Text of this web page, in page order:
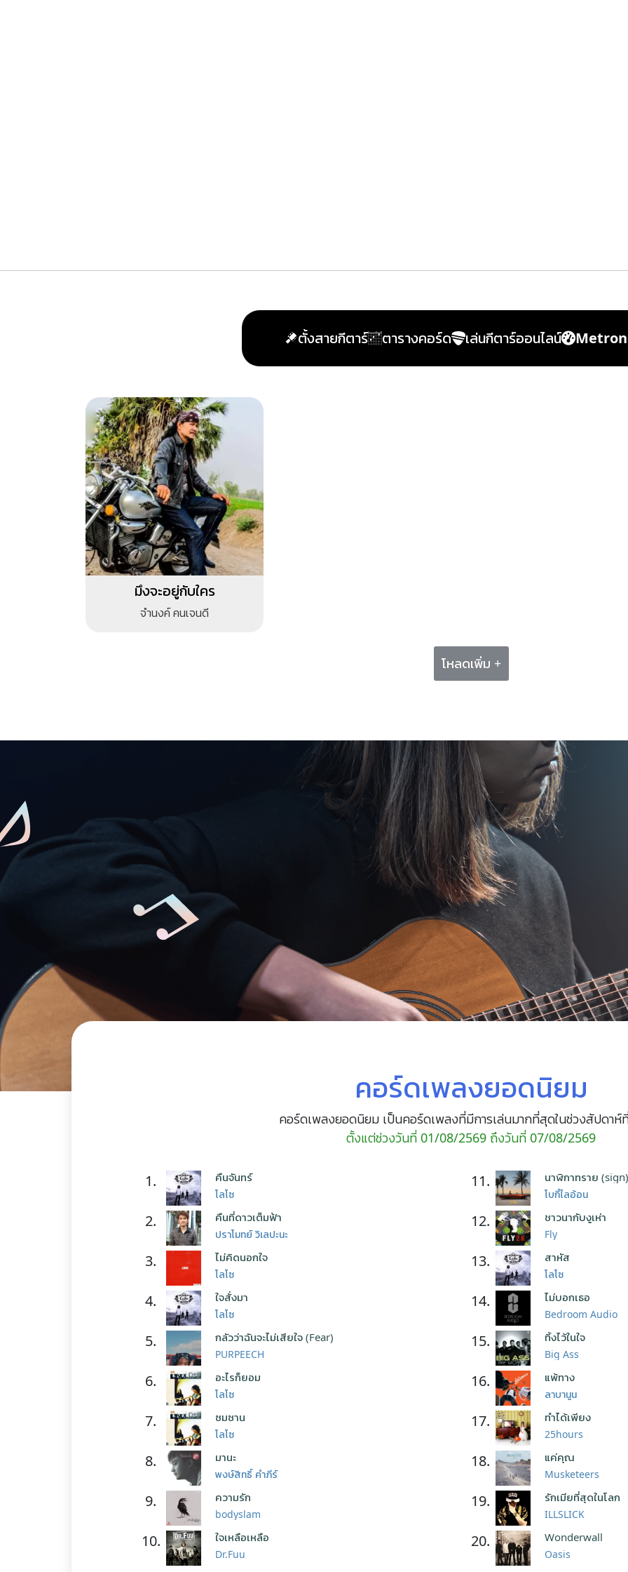
ตั้งสายกีตาร์ ตารางคอร์ด เล่นกีตาร์ออนไลน์
มึงจะอยู่กับใคร
จำนงค์ คนเจนดี
โหลดเพิ่ม +
คอร์ดเพลงยอดนิยม
คอร์ดเพลงยอดนิยม เป็นคอร์ดเพลงที่มีการเล่นมากที่สุดในช่วงสัปดาห์
ตั้งแต่ช่วงวันที่ 01/08/2569 ถึงวันที่ 07/08/2569
1. คืนจันทร์
โลโซ
2. คืนที่ดาวเต็มฟ้า
ปราโมทย์ วิเลปะนะ
3. ไม่คิดนอกใจ
โลโซ
4. ใจสั่งมา
โลโซ
5. กลัวว่าฉันจะไม่เสียใจ (Fear)
PURPEECH
6. อะไรก็ยอม
โลโซ
7. ซมซาน
โลโซ
8. มานะ
พงษ์สิทธิ์ คำภีร์
9. ความรัก
bodyslam
10. ใจเหลือเหลือ
Dr.Fuu
11. นาฬิกาทราย (sign)
โบกี้ไลอ้อน
12. ชาวนากับงูเห่า
Fly
13. สาหัส
โลโซ
14. ไม่บอกเธอ
Bedroom Audio
15. ทิ้งไว้ในใจ
Big Ass
16. แพ้ทาง
ลาบานูน
17. ทำได้เพียง
25hours
18. แค่คุณ
Musketeers
19. รักเมียที่สุดในโลก
ILLSLICK
20. Wonderwall
Oasis